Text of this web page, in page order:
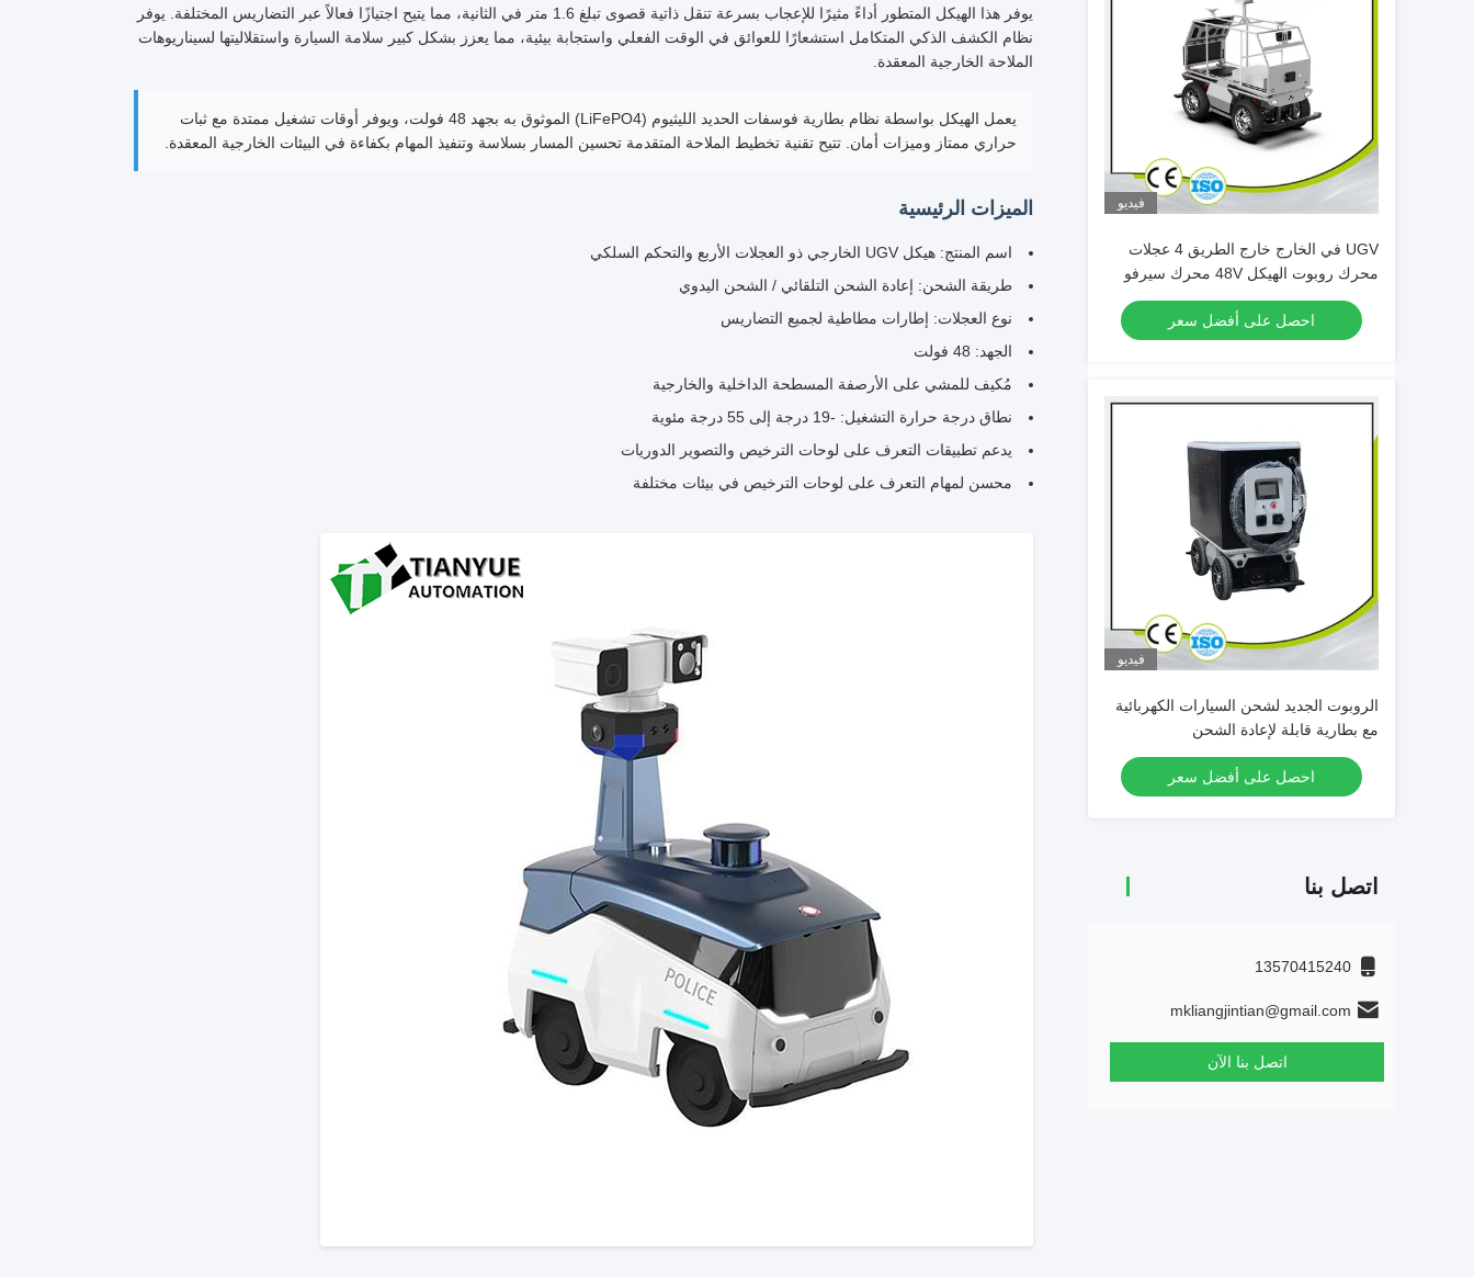
فيديو
UGV في الخارج خارج الطريق 4 عجلات
محرك روبوت الهيكل 48V محرك سيرفو
احصل على أفضل سعر
فيديو
الروبوت الجديد لشحن السيارات الكهربائية
مع بطارية قابلة لإعادة الشحن
احصل على أفضل سعر
اتصل بنا
13570415240
mkliangjintian@gmail.com
اتصل بنا الآن
يوفر هذا الهيكل المتطور أداءً مثيرًا للإعجاب بسرعة تنقل ذاتية قصوى تبلغ 1.6 متر في الثانية، مما يتيح اجتيازًا فعالاً عبر التضاريس المختلفة. يوفر
نظام الكشف الذكي المتكامل استشعارًا للعوائق في الوقت الفعلي واستجابة بيئية، مما يعزز بشكل كبير سلامة السيارة واستقلاليتها لسيناريوهات
الملاحة الخارجية المعقدة.
يعمل الهيكل بواسطة نظام بطارية فوسفات الحديد الليثيوم (LiFePO4) الموثوق به بجهد 48 فولت، ويوفر أوقات تشغيل ممتدة مع ثبات
حراري ممتاز وميزات أمان. تتيح تقنية تخطيط الملاحة المتقدمة تحسين المسار بسلاسة وتنفيذ المهام بكفاءة في البيئات الخارجية المعقدة.
الميزات الرئيسية
اسم المنتج: هيكل UGV الخارجي ذو العجلات الأربع والتحكم السلكي
طريقة الشحن: إعادة الشحن التلقائي / الشحن اليدوي
نوع العجلات: إطارات مطاطية لجميع التضاريس
الجهد: 48 فولت
مُكيف للمشي على الأرصفة المسطحة الداخلية والخارجية
نطاق درجة حرارة التشغيل: -19 درجة إلى 55 درجة مئوية
يدعم تطبيقات التعرف على لوحات الترخيص والتصوير الدوريات
محسن لمهام التعرف على لوحات الترخيص في بيئات مختلفة